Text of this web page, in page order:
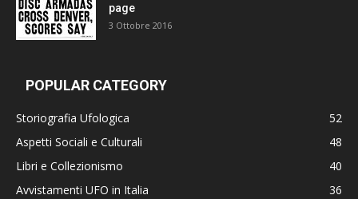
page
3 Ottobre 2016
POPULAR CATEGORY
Storiografia Ufologica
52
Aspetti Sociali e Culturali
48
Libri e Collezionismo
40
Avvistamenti UFO in Italia
36